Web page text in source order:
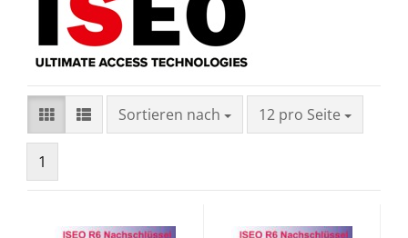
Sortieren nach
Sortieren nach 12 pro Seite
pro Seite
1